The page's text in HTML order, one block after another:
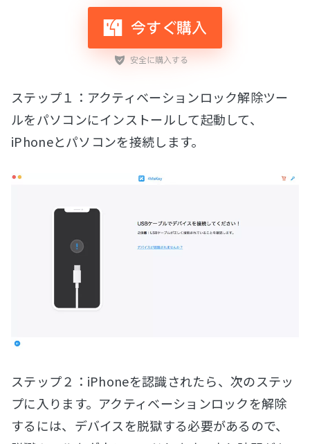
ステップ１：アクティベーションロック解除ツー
ルをパソコンにインストールして起動して、
iPhoneとパソコンを接続します。
ステップ２：iPhoneを認識されたら、次のステッ
プに入ります。アクティベーションロックを解除
するには、デバイスを脱獄する必要があるので、